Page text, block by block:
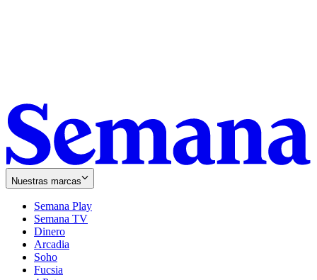
Nuestras marcas
Semana Play
Semana TV
Dinero
Arcadia
Soho
in
Fucsia